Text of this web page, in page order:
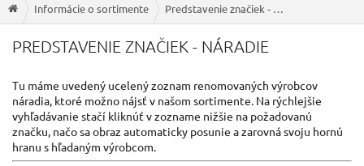
Informácie o sortimente Predstavenie značiek - náradie
PREDSTAVENIE ZNAČIEK - NÁRADIE
Tu máme uvedený ucelenýzoznam renomovaných výrobcov
náradia, ktoré možno nájsť v našom sortimente. Na rýchlejšie
vyhľadávanie stačí kliknúť v zozname nižšie na požadovanú
značku, načo saobraz automaticky posunie azarovnásvoju hornú
hranu s hľadaným výrobcom.